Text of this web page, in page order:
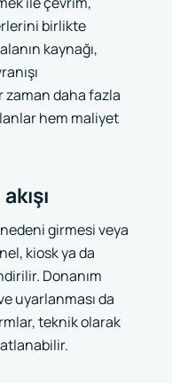
birlikte
kaynağı,
zaman daha fazla
hem maliyet
girmesi veya
kiosk ya da
Donanım
uyarlanması da
teknik olarak